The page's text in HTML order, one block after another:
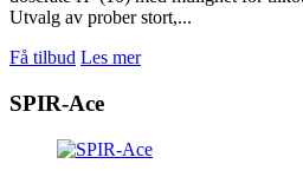
Utvalg av prober stort,...
Få tilbud Les mer
SPIR-Ace